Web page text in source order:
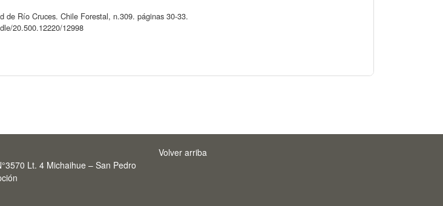
de Río Cruces. Chile Forestal, n.309. páginas 30-33.
20.500.12220/12998
Lt. 4 Michaihue – San Pedro
Volver arriba